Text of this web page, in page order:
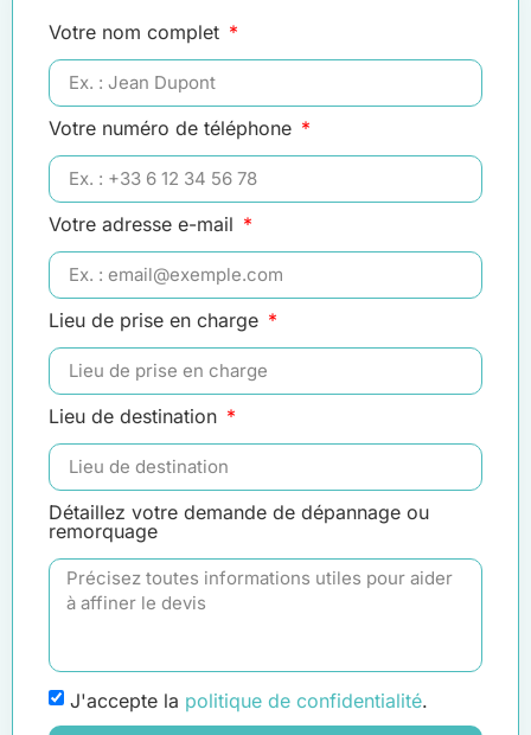
Votre nom complet
Votre numéro de téléphone
Votre adresse e-mail
Lieu de prise en charge
Lieu de destination
Détaillez votre demande de dépannage ou
remorquage
J'accepte la politique de confidentialité.